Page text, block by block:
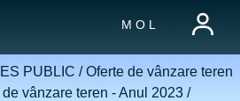
M O L
PUBLIC /Oferte de vânzare teren
de vânzare teren - Anul 2023/